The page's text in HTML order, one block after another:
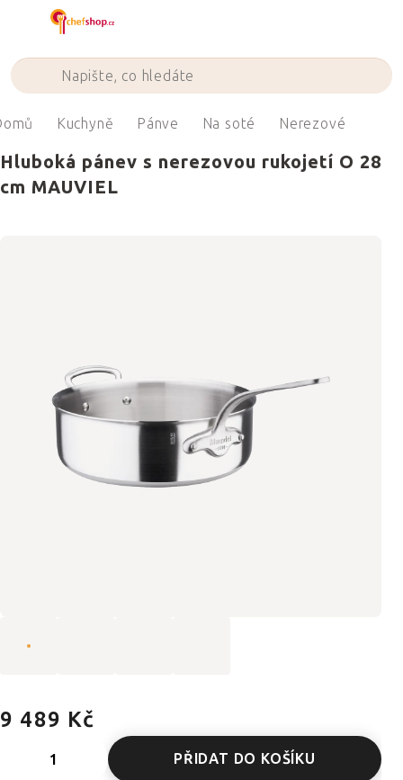
Kuchyně Pánve Na soté Nerezové
Hluboká pánev s nerezovou rukojetí O 28
cm MAUVIEL
9 489 Kč
PŘIDAT DO KOŠÍKU